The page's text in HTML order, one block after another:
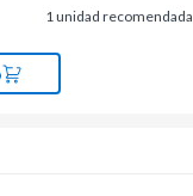
1unidad recomendada